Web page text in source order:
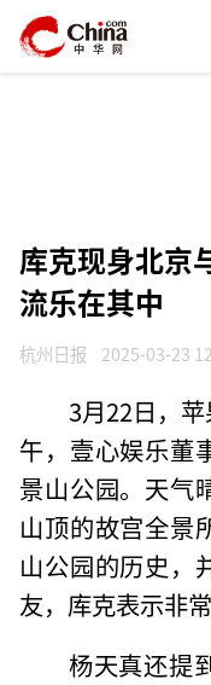
库克现身北京
流乐在其中
杭州日报 2025-03-23
3月22日，
午，壹心娱乐董
景山公园。天气
山顶的故宫全景
山公园的历史，
友，库克表示非
杨天真还提